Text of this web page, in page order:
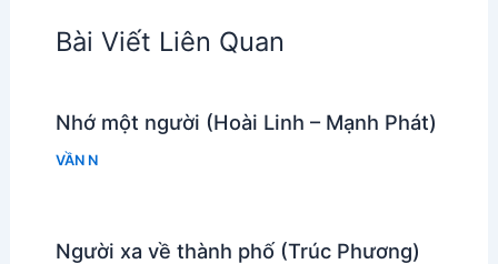
Bài Viết Liên Quan
Nhớ một người (Hoài Linh – Mạnh Phát)
VẦN N
Người xa về thành phố (Trúc Phương)